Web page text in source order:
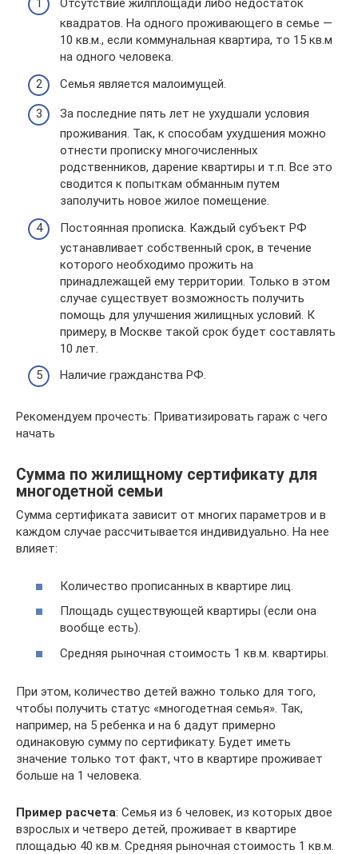
Отсутствие жилплощади либо недостаток
квадратов. На одного проживающего в семье —
10 кв.м., если коммунальная квартира, то 15 кв.м
на одного человека.
Семья является малоимущей.
За последние пять лет не ухудшали условия
проживания. Так, к способам ухудшения можно
отнести прописку многочисленных
родственников, дарение квартиры и т.п. Все это
сводится к попыткам обманным путем
заполучить новое жилое помещение.
Постоянная прописка. Каждый субъект РФ
устанавливает собственный срок, в течение
которого необходимо прожить на
принадлежащей ему территории. Только в этом
случае существует возможность получить
помощь для улучшения жилищных условий. К
примеру, в Москве такой срок будет составлять
10 лет.
Наличие гражданства РФ.
Рекомендуем прочесть: Приватизировать гараж с чего
начать
Сумма по жилищному сертификату для
многодетной семьи
Сумма сертификата зависит от многих параметров и в
каждом случае рассчитывается индивидуально. На нее
влияет:
Количество прописанных в квартире лиц.
Площадь существующей квартиры (если она
вообще есть).
Средняя рыночная стоимость 1 кв.м. квартиры.
При этом, количество детей важно только для того,
чтобы получить статус «многодетная семья». Так,
например, на 5 ребенка и на 6 дадут примерно
одинаковую сумму по сертификату. Будет иметь
значение только тот факт, что в квартире проживает
больше на 1 человека.
Пример расчета: Семья из 6 человек, из которых двое
взрослых и четверо детей, проживает в квартире
площадью 40 кв.м. Средняя рыночная стоимость 1 кв.м.